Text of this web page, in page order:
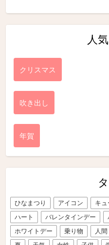
人
クリスマス
吹き出し
年賀
ひなまつり アイコン キュ
ハート
バレンタインデー
ホワイトデー
乗り物 人間